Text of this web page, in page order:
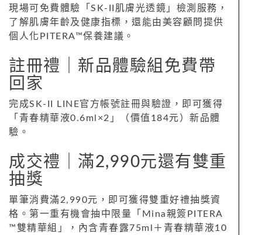
現場可免費體驗「SK-II肌膚光透鏡」檢測服務，
了解肌膚年齡及健康指標，還能由美容顧問提供
個人化PITERA™保養建議。
註冊禮｜新品體驗組免費帶
回家
完成SK-II LINE官方帳號註冊與驗證，即可獲得
「青春精華液0.6ml×2」（價值184元）新品體
驗。
成交禮｜滿2,990元還有雙重
抽獎
單筆消費滿2,990元，即可獲得雙重好禮抽獎資
格。第一重有機會抽中限量「Mina親簽PITERA
™雙精華組」，內含青春露75ml＋青春精華液10